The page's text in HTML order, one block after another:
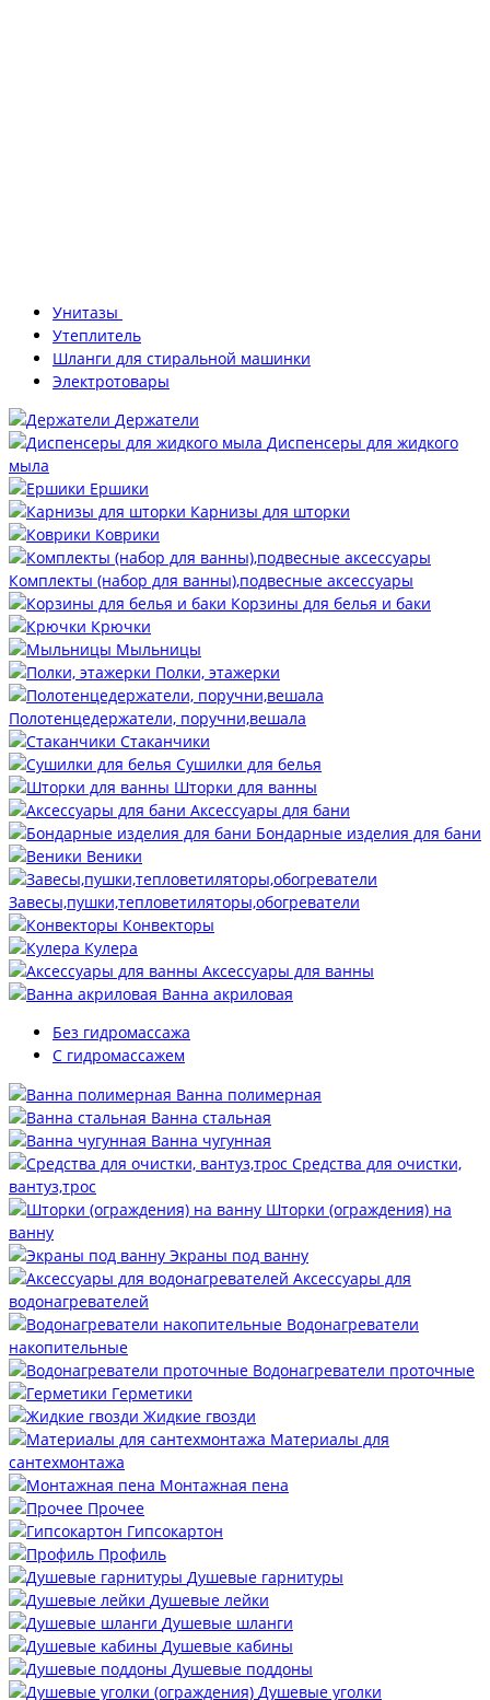
Унитазы
Утеплитель
Шланги для стиральной машинки
Электротовары
Держатели
Диспенсеры для жидкого
мыла
Ершики
Карнизы для шторки
Коврики
Комплекты (набор для ванны),подвесные аксессуары
Корзины для белья и баки
Крючки
Мыльницы
Полки, этажерки
Полотенцедержатели, поручни,вешала
Стаканчики
Сушилки для белья
Шторки для ванны
Аксессуары для бани
Бондарные изделия для бани
Веники
Завесы,пушки,тепловетиляторы,обогреватели
Конвекторы
Кулера
Аксессуары для ванны
Ванна акриловая
Без гидромассажа
С гидромассажем
Ванна полимерная
Ванна стальная
Ванна чугунная
Средства для очистки,
вантуз,трос
Шторки (ограждения) на
ванну
Экраны под ванну
Аксессуары для
водонагревателей
Водонагреватели
накопительные
Водонагреватели проточные
Герметики
Жидкие гвозди
Материалы для
сантехмонтажа
Монтажная пена
Прочее
Гипсокартон
Профиль
Душевые гарнитуры
Душевые лейки
Душевые шланги
Душевые кабины
Душевые поддоны
Душевые уголки